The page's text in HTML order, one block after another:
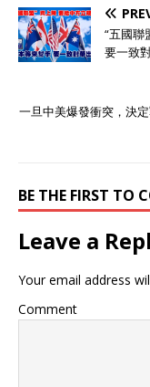
“五國聯
要一致
一旦中美爆發衝突，決
BE THE FIRST TO
Leave a
Your email address
Comment